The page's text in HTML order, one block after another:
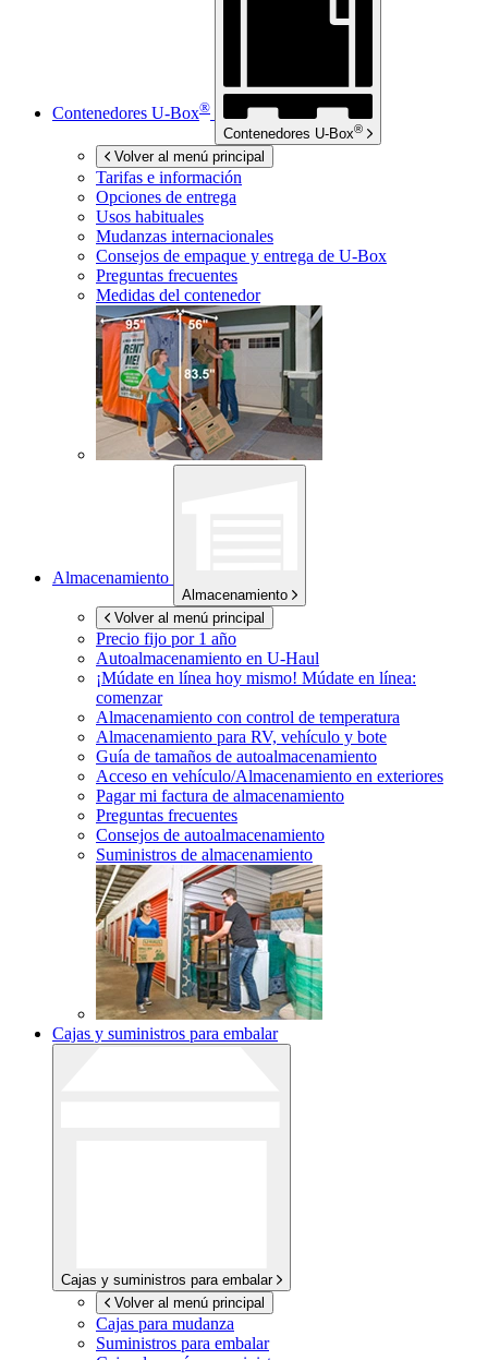
Contenedores U-Box®
Contenedores U-Box®
Volver al menú principal
Tarifas e información
Opciones de entrega
Usos habituales
Mudanzas internacionales
Consejos de empaque y entrega de U-Box
Preguntas frecuentes
Medidas del contenedor
Almacenamiento
Almacenamiento
Volver al menú principal
Precio fijo por 1 año
Autoalmacenamiento en U-Haul
¡Múdate en línea hoy mismo! Múdate en línea:
comenzar
Almacenamiento con control de temperatura
Almacenamiento para RV, vehículo y bote
Guía de tamaños de autoalmacenamiento
Acceso en vehículo/Almacenamiento en exteriores
Pagar mi factura de almacenamiento
Preguntas frecuentes
Consejos de autoalmacenamiento
Suministros de almacenamiento
Cajas y suministros para embalar
Cajas y suministros para embalar
Volver al menú principal
Cajas para mudanza
Suministros para embalar